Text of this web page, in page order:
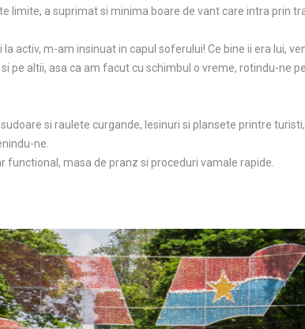
a suprimat si minima boare de vant care intra prin
activ, m-am insinuat in capul soferului! Ce bine ii era lui,
pe altii, asa ca am facut cu schimbul o vreme, rotindu-ne
si raulete curgande, lesinuri si plansete printre
ne.
functional, masa de pranz si proceduri vamale rapide.